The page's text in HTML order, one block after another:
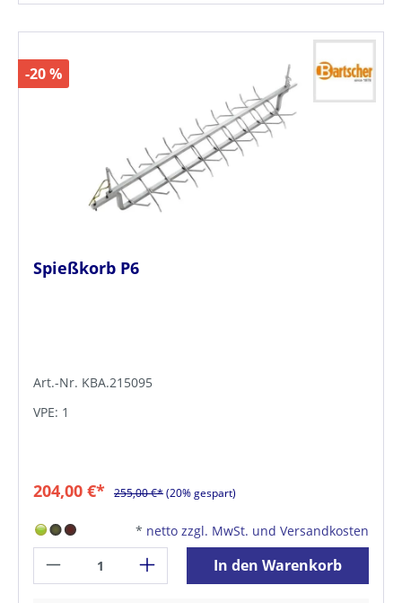
-20 %
Spießkorb P6
Art.-Nr. KBA.215095
VPE: 1
204,00 €* 255,00 €*(20% gespart)
* netto zzgl. MwSt. und Versandkosten
In den Warenkorb